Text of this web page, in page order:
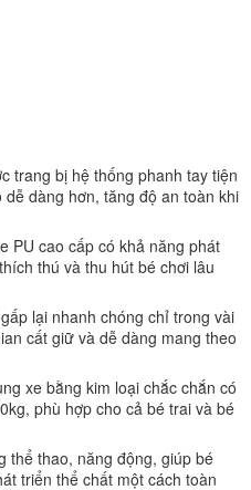
trang bị hệ thống phanh tay tiện
dàng hơn, tăng độ an toàn khi
PU cao cấp có khả năng phát
thú và thu hút bé chơi lâu
lại nhanh chóng chỉ trong vài
cất giữ và dễ dàng mang theo
xe bằng kim loại chắc chắn có
phù hợp cho cả bé trai và bé
thể thao, năng động, giúp bé
triển thể chất một cách toàn